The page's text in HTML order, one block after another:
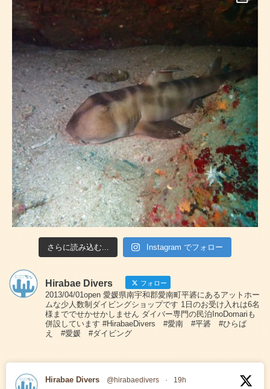
さらに読み込む... Instagram でフォロー
Hirabae Divers フォロー
2013/04/01open 愛媛県南宇和郡愛南町平碆にあるアットホー
ムな少人数制ダイビングショップです 1日のお受け入れは6名
様まででせかせかしません ダイバー専門の民泊InoDomariも
併設しています #HirabaeDivers #愛南 #平碆 #ひらば
え #愛媛 #ダイビング
Hirabae Divers @hirabaedivers · 19h